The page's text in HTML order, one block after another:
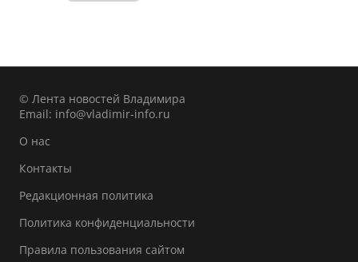
© Лента новостей Владимира
Email: info@vladimir-info.ru
О нас
Контакты
Редакционная политика
Политика конфиденциальности
Правила пользования сайтом